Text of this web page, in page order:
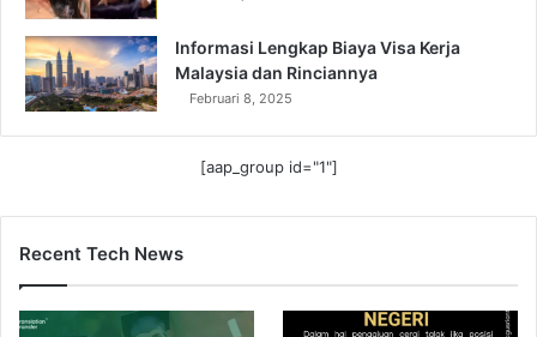
Informasi Lengkap Biaya Visa Kerja
Malaysia dan Rinciannya
Februari 8, 2025
[aap_group id="1"]
Recent Tech News